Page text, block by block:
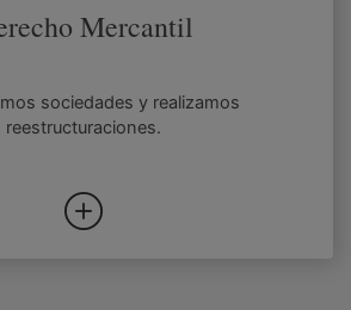
Mercantil
sociedades y realizamos
reestructuraciones.